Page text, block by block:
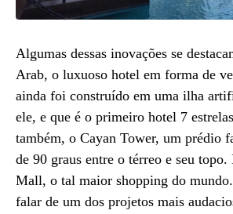
Algumas dessas inovações se
Arab, o luxuoso hotel em forma de
ainda foi construído em uma ilha
ele, e que é o primeiro hotel 7
também, o Cayan Tower, um prédio
de 90 graus entre o térreo e seu
Mall, o tal maior shopping do
falar de um dos projetos mais